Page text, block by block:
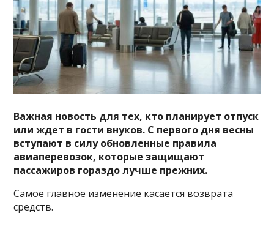
Важная новость для тех, кто планирует отпуск
или ждет в гости внуков. С первого дня весны
вступают в силу обновленные правила
авиаперевозок, которые защищают
пассажиров гораздо лучше прежних.
Самое главное изменение касается возврата
средств.